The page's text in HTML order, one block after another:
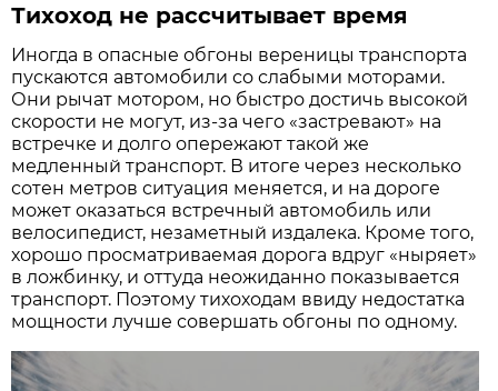
Тихоход не рассчитывает время
Иногда в опасные обгоны вереницы транспорта
пускаются автомобили со слабыми моторами.
Они рычат мотором, но быстро достичь высокой
скорости не могут, из-за чего «застревают» на
встречке и долго опережают такой же
медленный транспорт. В итоге через несколько
сотен метров ситуация меняется, и на дороге
может оказаться встречный автомобиль или
велосипедист, незаметный издалека. Кроме того,
хорошо просматриваемая дорога вдруг «ныряет»
в ложбинку, и оттуда неожиданно показывается
транспорт. Поэтому тихоходам ввиду недостатка
мощности лучше совершать обгоны по одному.